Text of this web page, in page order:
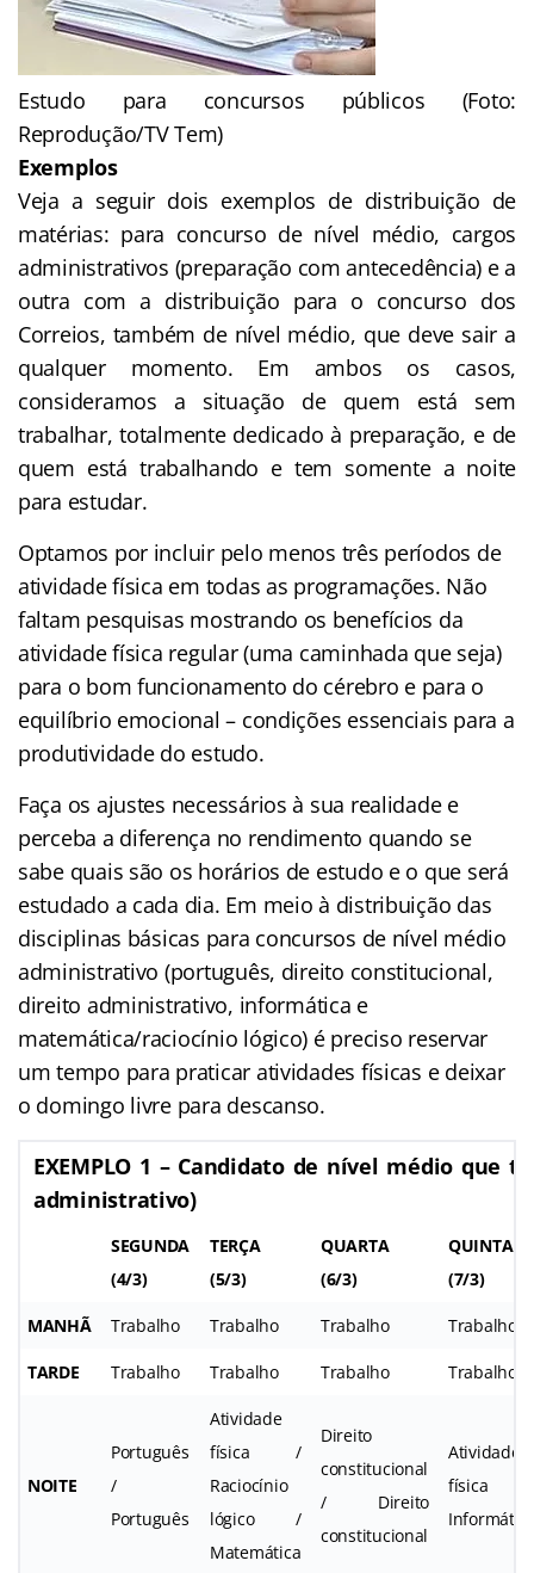
Estudo para concursos públicos (Foto:
Reprodução/TV Tem)
Exemplos
Veja a seguir dois exemplos de distribuição de
matérias: para concurso de nível médio, cargos
administrativos (preparação com antecedência) e a
outra com a distribuição para o concurso dos
Correios, também de nível médio, que deve sair a
qualquer momento. Em ambos os casos,
consideramos a situação de quem está sem
trabalhar, totalmente dedicado à preparação, e de
quem está trabalhando e tem somente a noite
para estudar.
Optamos por incluir pelo menos três períodos de
atividade física em todas as programações. Não
faltam pesquisas mostrando os benefícios da
atividade física regular (uma caminhada que seja)
para o bom funcionamento do cérebro e para o
equilíbrio emocional – condições essenciais para a
produtividade do estudo.
Faça os ajustes necessários à sua realidade e
perceba a diferença no rendimento quando se
sabe quais são os horários de estudo e o que será
estudado a cada dia. Em meio à distribuição das
disciplinas básicas para concursos de nível médio
administrativo (português, direito constitucional,
direito administrativo, informática e
matemática/raciocínio lógico) é preciso reservar
um tempo para praticar atividades físicas e deixar
o domingo livre para descanso.
EXEMPLO 1 – Candidato de nível médio que
administrativo)
SEGUNDA
(4/3)
TERÇA
(5/3)
QUARTA
(6/3)
QUINTA
(7/3)
MANHÃ Trabalho Trabalho Trabalho Trabalho
TARDE Trabalho Trabalho Trabalho Trabalho
NOITE
Português
/
Português
Atividade
física /
Raciocínio
lógico /
Matemática
Direito
constitucional
/ Direito
constitucional
Atividade
física